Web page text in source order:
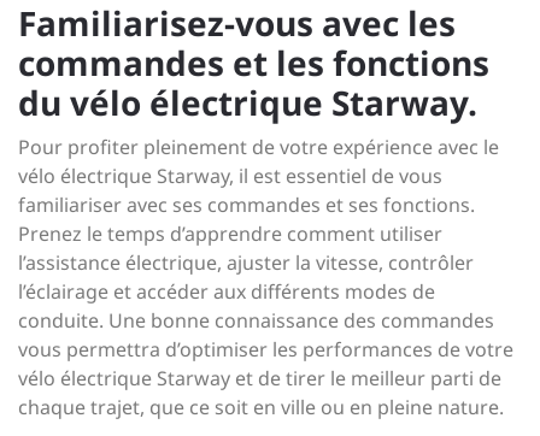
Familiarisez-vous avec les
commandes et les fonctions
du vélo électrique Starway.
Pour profiter pleinement de votre expérience avec le
vélo électrique Starway, il est essentiel de vous
familiariser avec ses commandes et ses fonctions.
Prenez le temps d’apprendre comment utiliser
l’assistance électrique, ajuster la vitesse, contrôler
l’éclairage et accéder aux différents modes de
conduite. Une bonne connaissance des commandes
vous permettra d’optimiser les performances de votre
vélo électrique Starway et de tirer le meilleur parti de
chaque trajet, que ce soit en ville ou en pleine nature.